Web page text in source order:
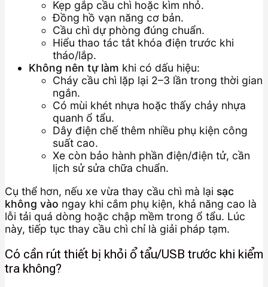
Kẹp gắp cầu chì hoặc kìm nhỏ.
Đồng hồ vạn năng cơ bản.
Cầu chì dự phòng đúng chuẩn.
Hiểu thao tác tắt khóa điện trước khi
tháo/lắp.
Không nên tự làm khi có dấu hiệu:
Cháy cầu chì lặp lại 2–3 lần trong thời gian
ngắn.
Có mùi khét nhựa hoặc thấy chảy nhựa
quanh ổ tẩu.
Dây điện chế thêm nhiều phụ kiện công
suất cao.
Xe còn bảo hành phần điện/điện tử, cần
lịch sử sửa chữa chuẩn.
Cụ thể hơn, nếu xe vừa thay cầu chì mà lại sạc
không vào ngay khi cắm phụ kiện, khả năng cao là
lỗi tải quá dòng hoặc chập mềm trong ổ tẩu. Lúc
này, tiếp tục thay cầu chì chỉ là giải pháp tạm.
Có cần rút thiết bị khỏi ổ tẩu/USB trước khi kiểm
tra không?